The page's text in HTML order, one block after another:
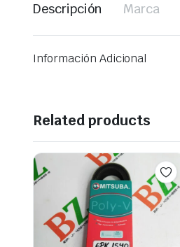
Descripción Marca
Información Adicional
Related products